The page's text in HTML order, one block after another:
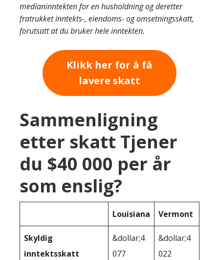
medianinntekten for en husholdning og deretter
fratrukket inntekts-, eiendoms- og omsetningsskatt,
forutsatt at du bruker hele inntekten.
Klikk her for å få
lavere skatt
Sammenligning
etter skatt Tjener
du $40 000 per år
som enslig?
Louisiana Vermont
Skyldig
inntektsskatt
&dollar;4
077
&dollar;4
022